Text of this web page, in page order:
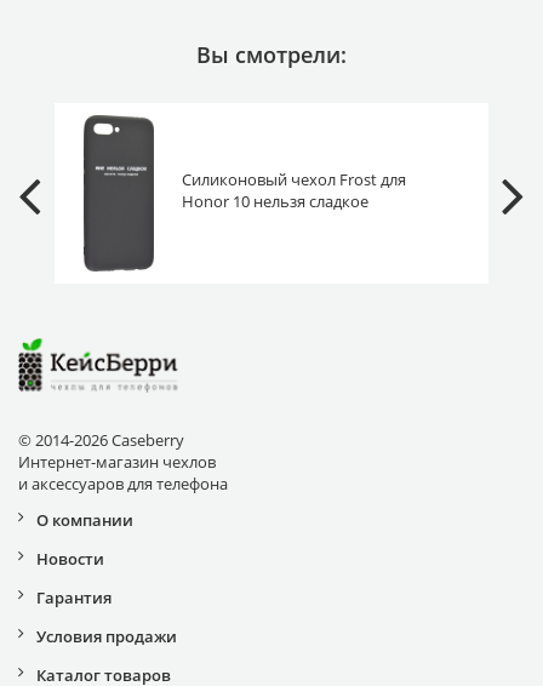
Вы смотрели:
Силиконовый чехол Frost для
Honor 10 нельзя сладкое
© 2014-2026 Caseberry
Интернет-магазин чехлов
и аксессуаров для телефона
О компании
Новости
Гарантия
Условия продажи
Каталог товаров